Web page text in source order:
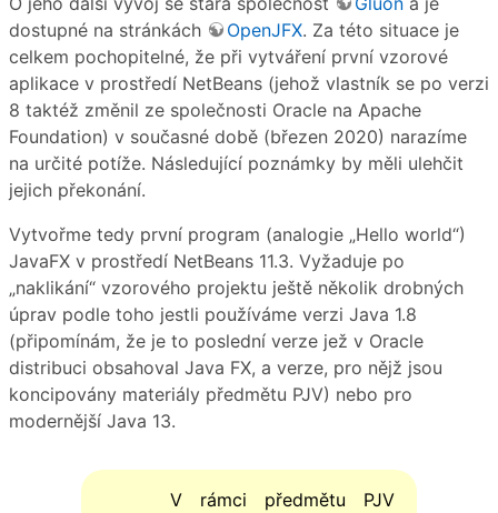
dostupné na stránkách
OpenJFX. Za této situace je
celkem pochopitelné, že při vytváření první vzorové
aplikace v prostředí NetBeans (jehož vlastník se po verzi
8 taktéž změnil ze společnosti Oracle na Apache
Foundation) v současné době (březen 2020) narazíme
na určité potíže. Následující poznámky by měli ulehčit
jejich překonání.
Vytvořme tedy první program (analogie „Hello world“)
JavaFX v prostředí NetBeans 11.3. Vyžaduje po
„naklikání“ vzorového projektu ještě několik drobných
úprav podle toho jestli používáme verzi Java 1.8
(připomínám, že je to poslední verze jež v Oracle
distribuci obsahoval Java FX, a verze, pro nějž jsou
koncipovány materiály předmětu PJV) nebo pro
modernější Java 13.
V rámci předmětu PJV